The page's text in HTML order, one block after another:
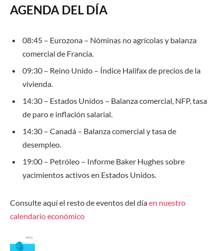
AGENDA DEL DÍA
08:45 – Eurozona – Nóminas no agrícolas y balanza
comercial de Francia.
09:30 – Reino Unido – Índice Halifax de precios de la
vivienda.
14:30 – Estados Unidos – Balanza comercial, NFP, tasa
de paro e inflación salarial.
14:30 – Canadá – Balanza comercial y tasa de
desempleo.
19:00 – Petróleo – Informe Baker Hughes sobre
yacimientos activos en Estados Unidos.
Consulte aquí el resto de eventos del díaen nuestro
calendario económico